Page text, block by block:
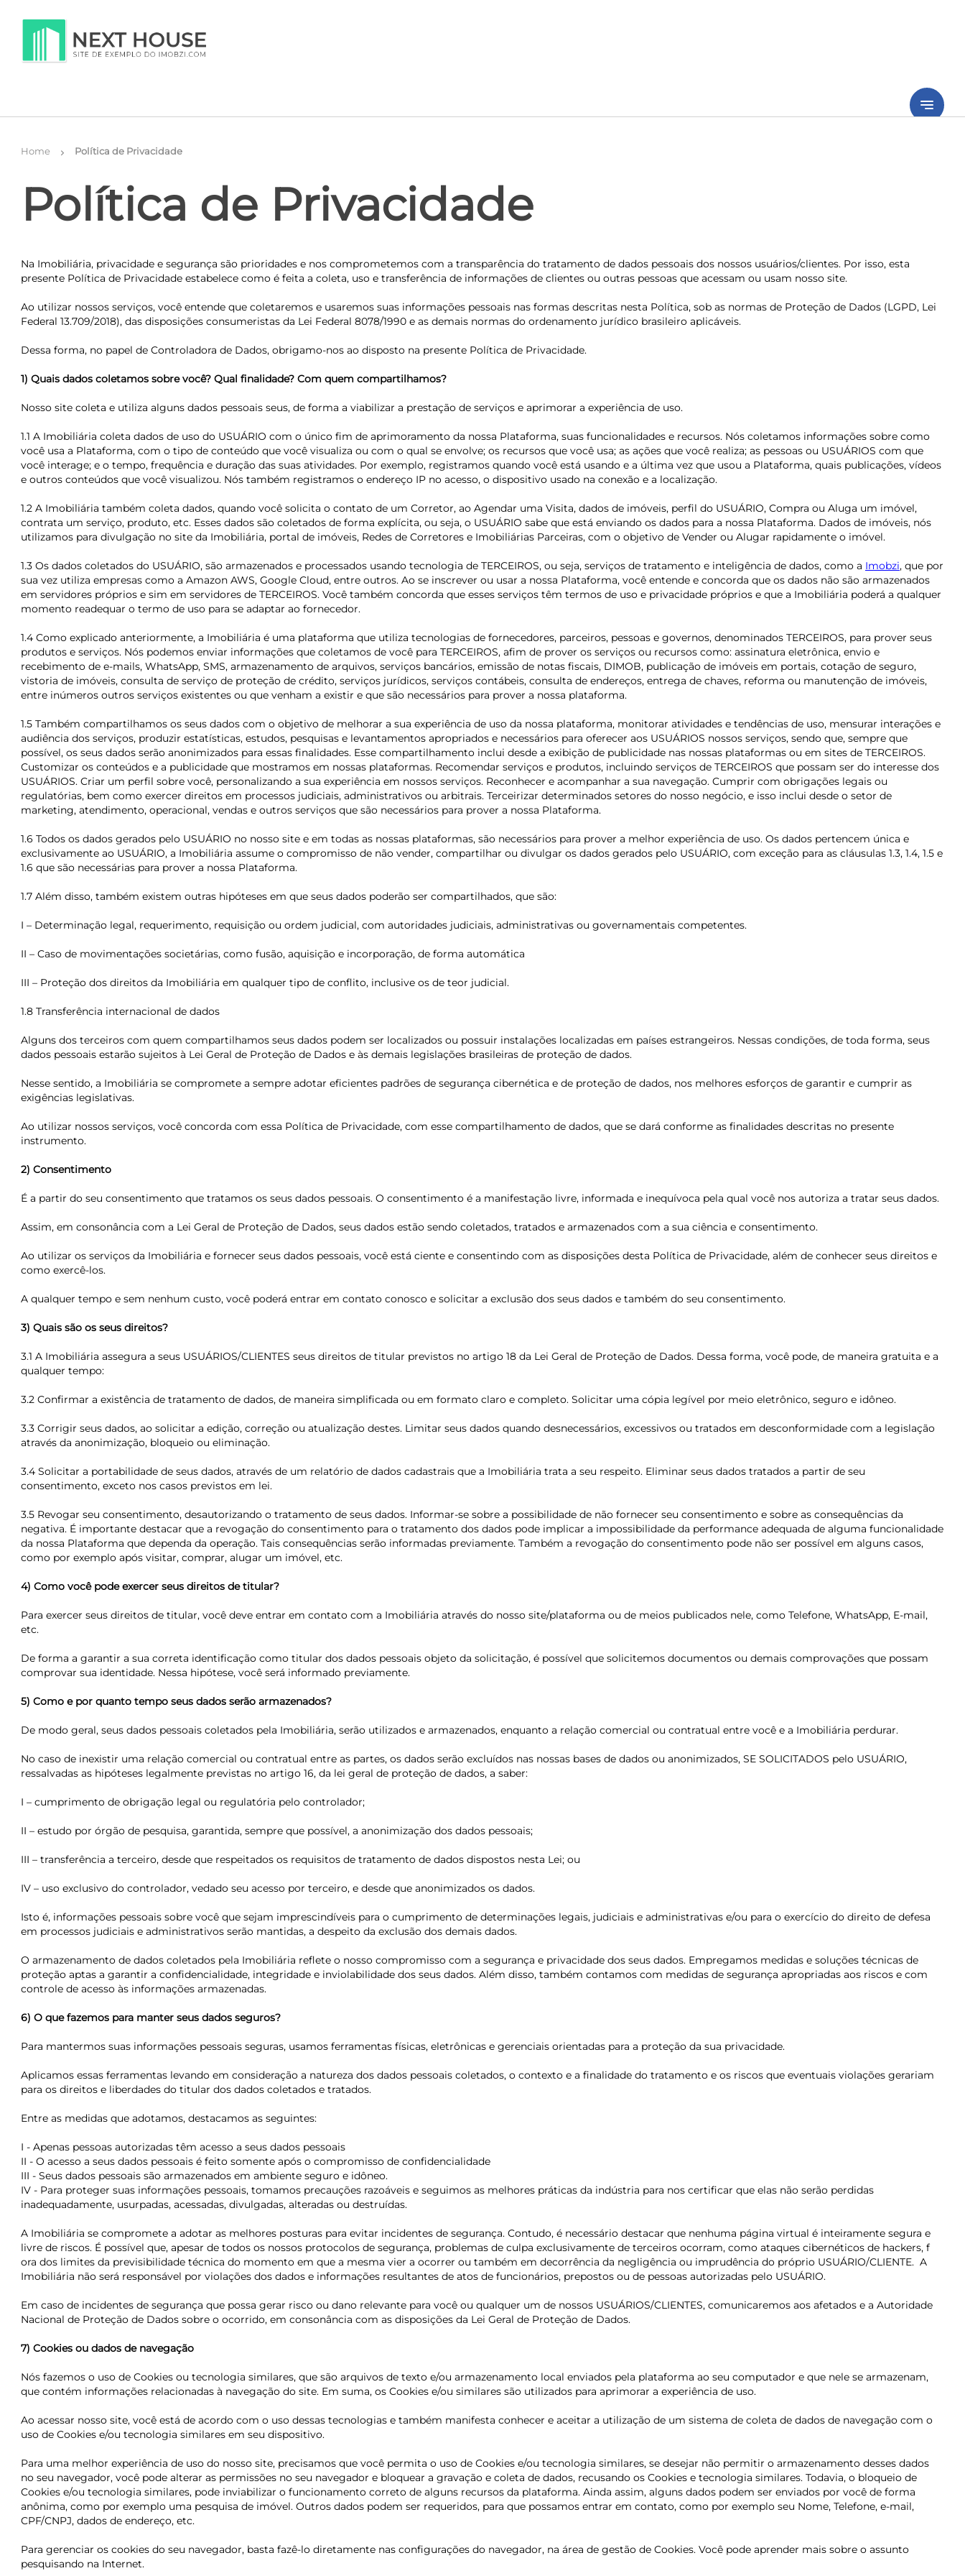
notes
Home chevron_right Política de Privacidade
Política de Privacidade
Na Imobiliária, privacidade e segurança são prioridades e nos comprometemos com a transparência do tratamento de dados pessoais dos nossos usuários/clientes. Por isso, esta
presente Política de Privacidade estabelece como é feita a coleta, uso e transferência de informações de clientes ou outras pessoas que acessam ou usam nosso site.
Ao utilizar nossos serviços, você entende que coletaremos e usaremos suas informações pessoais nas formas descritas nesta Política, sob as normas de Proteção de Dados (LGPD, Lei
Federal 13.709/2018), das disposições consumeristas da Lei Federal 8078/1990 e as demais normas do ordenamento jurídico brasileiro aplicáveis.
Dessa forma, no papel de Controladora de Dados, obrigamo-nos ao disposto na presente Política de Privacidade.
1) Quais dados coletamos sobre você? Qual finalidade? Com quem compartilhamos?
Nosso site coleta e utiliza alguns dados pessoais seus, de forma a viabilizar a prestação de serviços e aprimorar a experiência de uso.
1.1 A Imobiliária coleta dados de uso do USUÁRIO com o único fim de aprimoramento da nossa Plataforma, suas funcionalidades e recursos. Nós coletamos informações sobre como
você usa a Plataforma, com o tipo de conteúdo que você visualiza ou com o qual se envolve; os recursos que você usa; as ações que você realiza; as pessoas ou USUÁRIOS com que
você interage; e o tempo, frequência e duração das suas atividades. Por exemplo, registramos quando você está usando e a última vez que usou a Plataforma, quais publicações, vídeos
e outros conteúdos que você visualizou. Nós também registramos o endereço IP no acesso, o dispositivo usado na conexão e a localização.
1.2 A Imobiliária também coleta dados, quando você solicita o contato de um Corretor, ao Agendar uma Visita, dados de imóveis, perfil do USUÁRIO, Compra ou Aluga um imóvel,
contrata um serviço, produto, etc. Esses dados são coletados de forma explícita, ou seja, o USUÁRIO sabe que está enviando os dados para a nossa Plataforma. Dados de imóveis, nós
utilizamos para divulgação no site da Imobiliária, portal de imóveis, Redes de Corretores e Imobiliárias Parceiras, com o objetivo de Vender ou Alugar rapidamente o imóvel.
1.3 Os dados coletados do USUÁRIO, são armazenados e processados usando tecnologia de TERCEIROS, ou seja, serviços de tratamento e inteligência de dados, como a Imobzi, que por
sua vez utiliza empresas como a Amazon AWS, Google Cloud, entre outros. Ao se inscrever ou usar a nossa Plataforma, você entende e concorda que os dados não são armazenados
em servidores próprios e sim em servidores de TERCEIROS. Você também concorda que esses serviços têm termos de uso e privacidade próprios e que a Imobiliária poderá a qualquer
momento readequar o termo de uso para se adaptar ao fornecedor.
1.4 Como explicado anteriormente, a Imobiliária é uma plataforma que utiliza tecnologias de fornecedores, parceiros, pessoas e governos, denominados TERCEIROS, para prover seus
produtos e serviços. Nós podemos enviar informações que coletamos de você para TERCEIROS, afim de prover os serviços ou recursos como: assinatura eletrônica, envio e
recebimento de e-mails, WhatsApp, SMS, armazenamento de arquivos, serviços bancários, emissão de notas fiscais, DIMOB, publicação de imóveis em portais, cotação de seguro,
vistoria de imóveis, consulta de serviço de proteção de crédito, serviços jurídicos, serviços contábeis, consulta de endereços, entrega de chaves, reforma ou manutenção de imóveis,
entre inúmeros outros serviços existentes ou que venham a existir e que são necessários para prover a nossa plataforma.
1.5 Também compartilhamos os seus dados com o objetivo de melhorar a sua experiência de uso da nossa plataforma, monitorar atividades e tendências de uso, mensurar interações e
audiência dos serviços, produzir estatísticas, estudos, pesquisas e levantamentos apropriados e necessários para oferecer aos USUÁRIOS nossos serviços, sendo que, sempre que
possível, os seus dados serão anonimizados para essas finalidades. Esse compartilhamento inclui desde a exibição de publicidade nas nossas plataformas ou em sites de TERCEIROS.
Customizar os conteúdos e a publicidade que mostramos em nossas plataformas. Recomendar serviços e produtos, incluindo serviços de TERCEIROS que possam ser do interesse dos
USUÁRIOS. Criar um perfil sobre você, personalizando a sua experiência em nossos serviços. Reconhecer e acompanhar a sua navegação. Cumprir com obrigações legais ou
regulatórias, bem como exercer direitos em processos judiciais, administrativos ou arbitrais. Terceirizar determinados setores do nosso negócio, e isso inclui desde o setor de
marketing, atendimento, operacional, vendas e outros serviços que são necessários para prover a nossa Plataforma.
1.6 Todos os dados gerados pelo USUÁRIO no nosso site e em todas as nossas plataformas, são necessários para prover a melhor experiência de uso. Os dados pertencem única e
exclusivamente ao USUÁRIO, a Imobiliária assume o compromisso de não vender, compartilhar ou divulgar os dados gerados pelo USUÁRIO, com exceção para as cláusulas 1.3, 1.4, 1.5 e
1.6 que são necessárias para prover a nossa Plataforma.
1.7 Além disso, também existem outras hipóteses em que seus dados poderão ser compartilhados, que são:
I – Determinação legal, requerimento, requisição ou ordem judicial, com autoridades judiciais, administrativas ou governamentais competentes.
II – Caso de movimentações societárias, como fusão, aquisição e incorporação, de forma automática
III – Proteção dos direitos da Imobiliária em qualquer tipo de conflito, inclusive os de teor judicial.
1.8 Transferência internacional de dados
Alguns dos terceiros com quem compartilhamos seus dados podem ser localizados ou possuir instalações localizadas em países estrangeiros. Nessas condições, de toda forma, seus
dados pessoais estarão sujeitos à Lei Geral de Proteção de Dados e às demais legislações brasileiras de proteção de dados.
Nesse sentido, a Imobiliária se compromete a sempre adotar eficientes padrões de segurança cibernética e de proteção de dados, nos melhores esforços de garantir e cumprir as
exigências legislativas.
Ao utilizar nossos serviços, você concorda com essa Política de Privacidade, com esse compartilhamento de dados, que se dará conforme as finalidades descritas no presente
instrumento.
2) Consentimento
É a partir do seu consentimento que tratamos os seus dados pessoais. O consentimento é a manifestação livre, informada e inequívoca pela qual você nos autoriza a tratar seus dados.
Assim, em consonância com a Lei Geral de Proteção de Dados, seus dados estão sendo coletados, tratados e armazenados com a sua ciência e consentimento.
Ao utilizar os serviços da Imobiliária e fornecer seus dados pessoais, você está ciente e consentindo com as disposições desta Política de Privacidade, além de conhecer seus direitos e
como exercê-los.
A qualquer tempo e sem nenhum custo, você poderá entrar em contato conosco e solicitar a exclusão dos seus dados e também do seu consentimento.
3) Quais são os seus direitos?
3.1 A Imobiliária assegura a seus USUÁRIOS/CLIENTES seus direitos de titular previstos no artigo 18 da Lei Geral de Proteção de Dados. Dessa forma, você pode, de maneira gratuita e a
qualquer tempo:
3.2 Confirmar a existência de tratamento de dados, de maneira simplificada ou em formato claro e completo. Solicitar uma cópia legível por meio eletrônico, seguro e idôneo.
3.3 Corrigir seus dados, ao solicitar a edição, correção ou atualização destes. Limitar seus dados quando desnecessários, excessivos ou tratados em desconformidade com a legislação
através da anonimização, bloqueio ou eliminação.
3.4 Solicitar a portabilidade de seus dados, através de um relatório de dados cadastrais que a Imobiliária trata a seu respeito. Eliminar seus dados tratados a partir de seu
consentimento, exceto nos casos previstos em lei.
3.5 Revogar seu consentimento, desautorizando o tratamento de seus dados. Informar-se sobre a possibilidade de não fornecer seu consentimento e sobre as consequências da
negativa. É importante destacar que a revogação do consentimento para o tratamento dos dados pode implicar a impossibilidade da performance adequada de alguma funcionalidade
da nossa Plataforma que dependa da operação. Tais consequências serão informadas previamente. Também a revogação do consentimento pode não ser possível em alguns casos,
como por exemplo após visitar, comprar, alugar um imóvel, etc.
4) Como você pode exercer seus direitos de titular?
Para exercer seus direitos de titular, você deve entrar em contato com a Imobiliária através do nosso site/plataforma ou de meios publicados nele, como Telefone, WhatsApp, E-mail,
etc.
De forma a garantir a sua correta identificação como titular dos dados pessoais objeto da solicitação, é possível que solicitemos documentos ou demais comprovações que possam
comprovar sua identidade. Nessa hipótese, você será informado previamente.
5) Como e por quanto tempo seus dados serão armazenados?
De modo geral, seus dados pessoais coletados pela Imobiliária, serão utilizados e armazenados, enquanto a relação comercial ou contratual entre você e a Imobiliária perdurar.
No caso de inexistir uma relação comercial ou contratual entre as partes, os dados serão excluídos nas nossas bases de dados ou anonimizados, SE SOLICITADOS pelo USUÁRIO,
ressalvadas as hipóteses legalmente previstas no artigo 16, da lei geral de proteção de dados, a saber:
I – cumprimento de obrigação legal ou regulatória pelo controlador;
II – estudo por órgão de pesquisa, garantida, sempre que possível, a anonimização dos dados pessoais;
III – transferência a terceiro, desde que respeitados os requisitos de tratamento de dados dispostos nesta Lei; ou
IV – uso exclusivo do controlador, vedado seu acesso por terceiro, e desde que anonimizados os dados.
Isto é, informações pessoais sobre você que sejam imprescindíveis para o cumprimento de determinações legais, judiciais e administrativas e/ou para o exercício do direito de defesa
em processos judiciais e administrativos serão mantidas, a despeito da exclusão dos demais dados.
O armazenamento de dados coletados pela Imobiliária reflete o nosso compromisso com a segurança e privacidade dos seus dados. Empregamos medidas e soluções técnicas de
proteção aptas a garantir a confidencialidade, integridade e inviolabilidade dos seus dados. Além disso, também contamos com medidas de segurança apropriadas aos riscos e com
controle de acesso às informações armazenadas.
6) O que fazemos para manter seus dados seguros?
Para mantermos suas informações pessoais seguras, usamos ferramentas físicas, eletrônicas e gerenciais orientadas para a proteção da sua privacidade.
Aplicamos essas ferramentas levando em consideração a natureza dos dados pessoais coletados, o contexto e a finalidade do tratamento e os riscos que eventuais violações gerariam
para os direitos e liberdades do titular dos dados coletados e tratados.
Entre as medidas que adotamos, destacamos as seguintes:
I - Apenas pessoas autorizadas têm acesso a seus dados pessoais
II - O acesso a seus dados pessoais é feito somente após o compromisso de confidencialidade
III - Seus dados pessoais são armazenados em ambiente seguro e idôneo.
IV - Para proteger suas informações pessoais, tomamos precauções razoáveis e seguimos as melhores práticas da indústria para nos certificar que elas não serão perdidas
inadequadamente, usurpadas, acessadas, divulgadas, alteradas ou destruídas.
A Imobiliária se compromete a adotar as melhores posturas para evitar incidentes de segurança. Contudo, é necessário destacar que nenhuma página virtual é inteiramente segura e
livre de riscos. É possível que, apesar de todos os nossos protocolos de segurança, problemas de culpa exclusivamente de terceiros ocorram, como ataques cibernéticos de hackers, f
ora dos limites da previsibilidade técnica do momento em que a mesma vier a ocorrer ou também em decorrência da negligência ou imprudência do próprio USUÁRIO/CLIENTE. A
Imobiliária não será responsável por violações dos dados e informações resultantes de atos de funcionários, prepostos ou de pessoas autorizadas pelo USUÁRIO.
Em caso de incidentes de segurança que possa gerar risco ou dano relevante para você ou qualquer um de nossos USUÁRIOS/CLIENTES, comunicaremos aos afetados e a Autoridade
Nacional de Proteção de Dados sobre o ocorrido, em consonância com as disposições da Lei Geral de Proteção de Dados.
7) Cookies ou dados de navegação
Nós fazemos o uso de Cookies ou tecnologia similares, que são arquivos de texto e/ou armazenamento local enviados pela plataforma ao seu computador e que nele se armazenam,
que contém informações relacionadas à navegação do site. Em suma, os Cookies e/ou similares são utilizados para aprimorar a experiência de uso.
Ao acessar nosso site, você está de acordo com o uso dessas tecnologias e também manifesta conhecer e aceitar a utilização de um sistema de coleta de dados de navegação com o
uso de Cookies e/ou tecnologia similares em seu dispositivo.
Para uma melhor experiência de uso do nosso site, precisamos que você permita o uso de Cookies e/ou tecnologia similares, se desejar não permitir o armazenamento desses dados
no seu navegador, você pode alterar as permissões no seu navegador e bloquear a gravação e coleta de dados, recusando os Cookies e tecnologia similares. Todavia, o bloqueio de
Cookies e/ou tecnologia similares, pode inviabilizar o funcionamento correto de alguns recursos da plataforma. Ainda assim, alguns dados podem ser enviados por você de forma
anônima, como por exemplo uma pesquisa de imóvel. Outros dados podem ser requeridos, para que possamos entrar em contato, como por exemplo seu Nome, Telefone, e-mail,
CPF/CNPJ, dados de endereço, etc.
Para gerenciar os cookies do seu navegador, basta fazê-lo diretamente nas configurações do navegador, na área de gestão de Cookies. Você pode aprender mais sobre o assunto
pesquisando na Internet.